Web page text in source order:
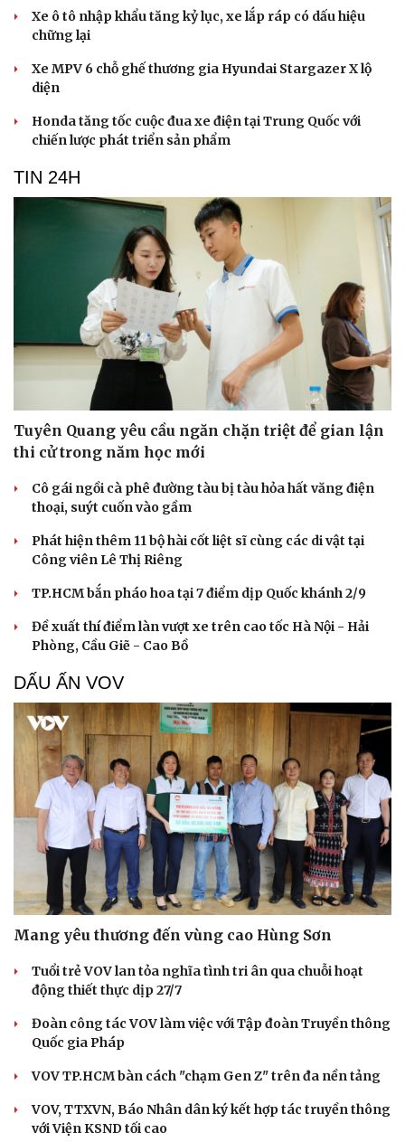
Xe ô tô nhập khẩu tăng kỷ lục, xe lắp ráp có dấu hiệu
chững lại
Xe MPV 6 chỗ ghế thương gia Hyundai Stargazer X lộ
diện
Honda tăng tốc cuộc đua xe điện tại Trung Quốc với
chiến lược phát triển sản phẩm
TIN 24H
Tuyên Quang yêu cầu ngăn chặn triệt để gian lận
thi cử trong năm học mới
Cô gái ngồi cà phê đường tàu bị tàu hỏa hất văng điện
thoại, suýt cuốn vào gầm
Phát hiện thêm 11 bộ hài cốt liệt sĩ cùng các di vật tại
Công viên Lê Thị Riêng
TP.HCM bắn pháo hoa tại 7 điểm dịp Quốc khánh 2/9
Đề xuất thí điểm làn vượt xe trên cao tốc Hà Nội - Hải
Phòng, Cầu Giẽ - Cao Bồ
DẤU ẤN VOV
Mang yêu thương đến vùng cao Hùng Sơn
Tuổi trẻ VOV lan tỏa nghĩa tình tri ân qua chuỗi hoạt
động thiết thực dịp 27/7
Đoàn công tác VOV làm việc với Tập đoàn Truyền thông
Quốc gia Pháp
VOV TP.HCM bàn cách "chạm Gen Z" trên đa nền tảng
VOV, TTXVN, Báo Nhân dân ký kết hợp tác truyền thông
với Viện KSND tối cao